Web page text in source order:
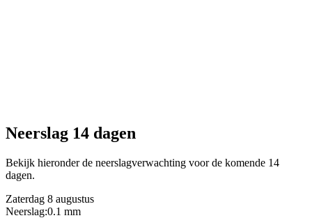
Neerslag 14 dagen
Bekijk hieronder de neerslagverwachting voor de komende 14
dagen.
Zaterdag 8 augustus
Neerslag:0.1 mm